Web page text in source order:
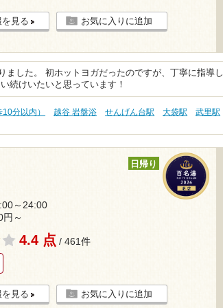
見る お気に入りに追加
ました。 初ホットヨガだったのですが、丁寧に指導し
続けいたいと思っています！
分以内） 越谷 岩盤浴 せんげん台駅 大袋駅
武里駅
日帰り
～24:00
～
4.4 点 / 461件
見る お気に入りに追加